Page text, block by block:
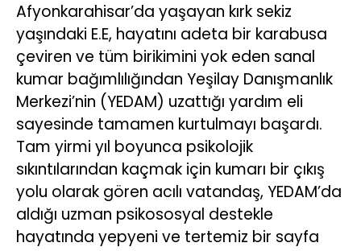
Afyonkarahisar’da yaşayan kırk sekiz
yaşındaki E.E, hayatını adeta bir karabusa
çeviren ve tüm birikimini yok eden sanal
kumar bağımlılığından Yeşilay Danışmanlık
Merkezi’nin (YEDAM) uzattığı yardım eli
sayesinde tamamen kurtulmayı başardı.
Tam yirmi yıl boyunca psikolojik
sıkıntılarından kaçmak için kumarı bir çıkış
yolu olarak gören acılı vatandaş, YEDAM’da
aldığı uzman psikososyal destekle
hayatında yepyeni ve tertemiz bir sayfa